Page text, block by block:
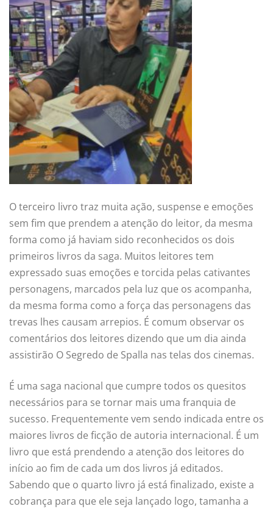
O terceiro livro traz muita ação, suspense e emoções
sem fim que prendem a atenção do leitor, da mesma
forma como já haviam sido reconhecidos os dois
primeiros livros da saga. Muitos leitores tem
expressado suas emoções e torcida pelas cativantes
personagens, marcados pela luz que os acompanha,
da mesma forma como a força das personagens das
trevas lhes causam arrepios. É comum observar os
comentários dos leitores dizendo que um dia ainda
assistirão O Segredo de Spalla nas telas dos cinemas.
É uma saga nacional que cumpre todos os quesitos
necessários para se tornar mais uma franquia de
sucesso. Frequentemente vem sendo indicada entre os
maiores livros de ficção de autoria internacional. É um
livro que está prendendo a atenção dos leitores do
início ao fim de cada um dos livros já editados.
Sabendo que o quarto livro já está finalizado, existe a
cobrança para que ele seja lançado logo, tamanha a